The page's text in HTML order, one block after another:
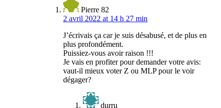
Pierre 82
2 avril 2022 at 14 h 27 min
J’écrivais ça car je suis désabusé, et de plus en
plus profondément.
Puissiez-vous avoir raison !!!
Je vais en profiter pour demander votre avis:
vaut-il mieux voter Z ou MLP pour le voir
dégager?
durru